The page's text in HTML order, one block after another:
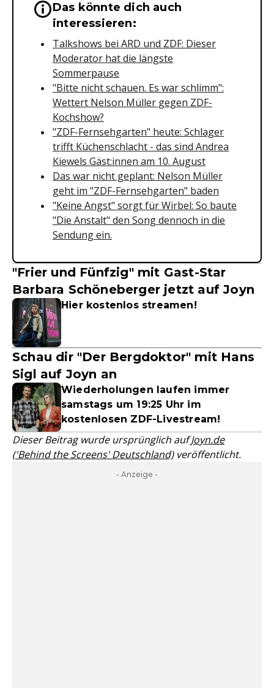
Wichtige Hinweise &
Das könnte dich auch
interessieren:
Talkshows bei ARD und ZDF: Dieser
Moderator hat die längste
Sommerpause
"Bitte nicht schauen. Es war schlimm":
Wettert Nelson Müller gegen ZDF-
Kochshow?
"ZDF-Fernsehgarten" heute: Schlager
trifft Küchenschlacht - das sind Andrea
Kiewels Gäst:innen am 10. August
Das war nicht geplant: Nelson Müller
geht im "ZDF-Fernsehgarten" baden
"Keine Angst" sorgt für Wirbel: So baute
"Die Anstalt" den Song dennoch in die
Sendung ein.
"Frier und Fünfzig" mit Gast-Star
Barbara Schöneberger jetzt auf Joyn
Hier kostenlos streamen!
Schau dir "Der Bergdoktor" mit Hans
Sigl auf Joyn an
Wiederholungen laufen immer
samstags um 19:25 Uhr im
kostenlosen ZDF-Livestream!
Dieser Beitrag wurde ursprünglich aufJoyn.de
('Behind the Screens' Deutschland)veröffentlicht.
- Anzeige -